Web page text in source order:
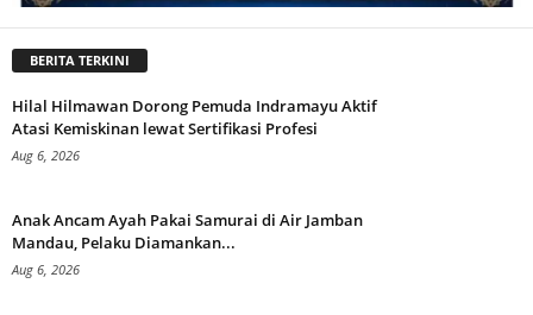
BERITA TERKINI
Hilal Hilmawan Dorong Pemuda Indramayu Aktif
Atasi Kemiskinan lewat Sertifikasi Profesi
Aug 6, 2026
Anak Ancam Ayah Pakai Samurai di Air Jamban
Mandau, Pelaku Diamankan...
Aug 6, 2026